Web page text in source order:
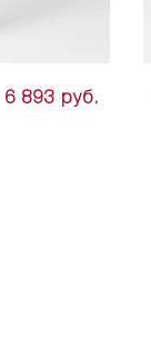
6 893 руб.